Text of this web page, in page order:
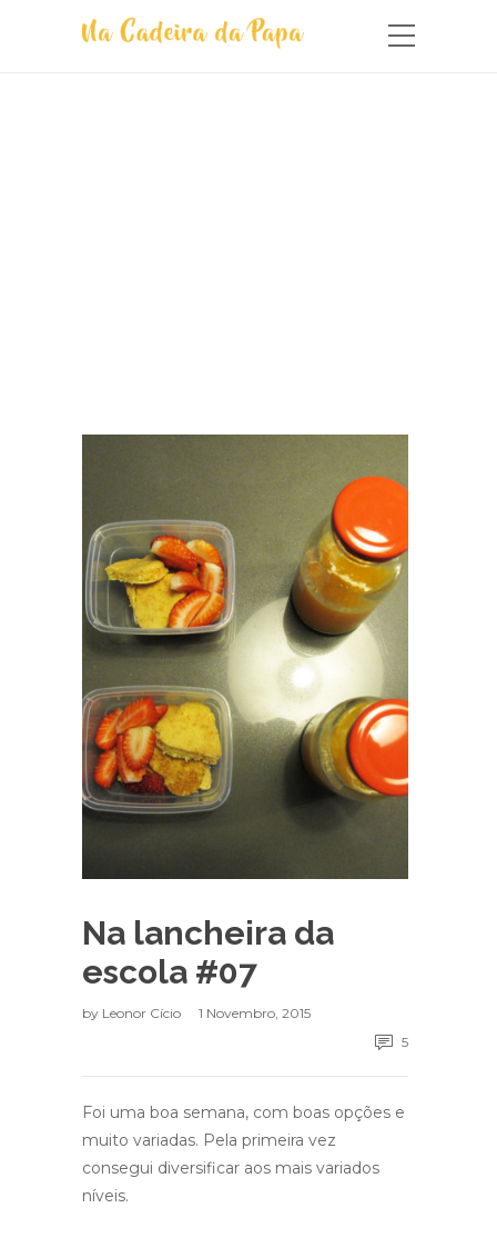
Na lancheira da
escola #07
by Leonor Cício
1 Novembro, 2015
5
Foi uma boa semana, com boas opções e
muito variadas. Pela primeira vez
consegui diversificar aos mais variados
níveis.